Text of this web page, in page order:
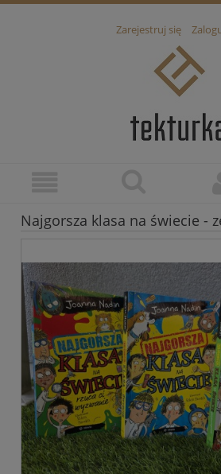
Zarejestruj się
Najgorsza klasa na świecie -